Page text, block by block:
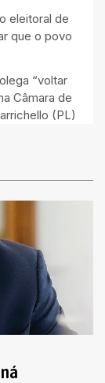
eleitoral de
que o povo
“voltar
Câmara de
(PL)